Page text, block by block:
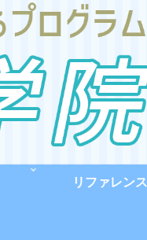
リファレンス